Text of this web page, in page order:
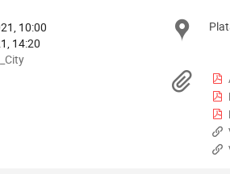
10:00
14:20